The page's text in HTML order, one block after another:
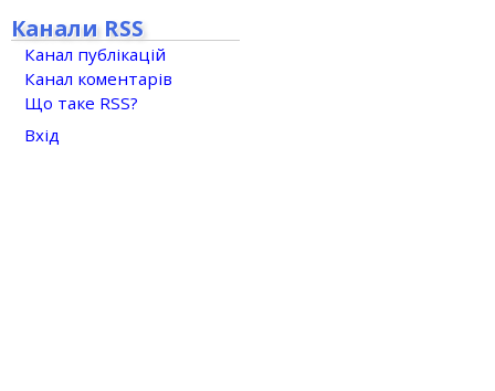
Канали RSS
Канал публікацій
Канал коментарів
Що таке RSS?
Вхід